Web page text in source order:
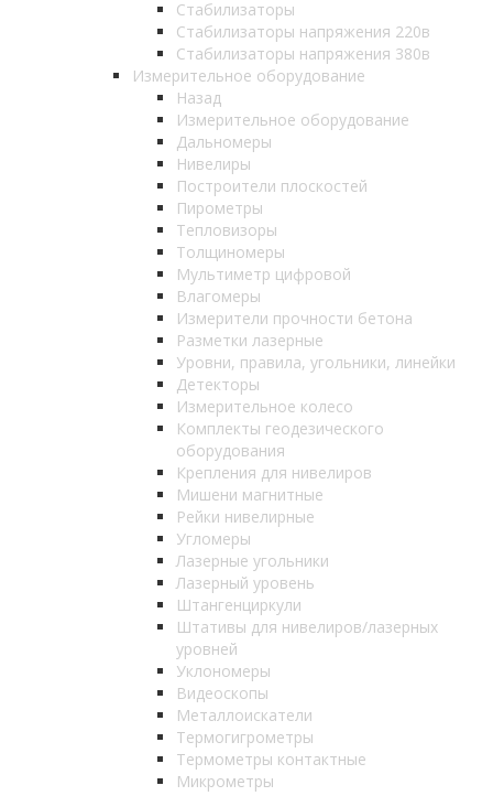
Стабилизаторы
Стабилизаторы напряжения 220в
Стабилизаторы напряжения 380в
Измерительное оборудование
Назад
Измерительное оборудование
Дальномеры
Нивелиры
Построители плоскостей
Пирометры
Тепловизоры
Толщиномеры
Мультиметр цифровой
Влагомеры
Измерители прочности бетона
Разметки лазерные
Уровни, правила, угольники, линейки
Детекторы
Измерительное колесо
Комплекты геодезического
оборудования
Крепления для нивелиров
Мишени магнитные
Рейки нивелирные
Угломеры
Лазерные угольники
Лазерный уровень
Штангенциркули
Штативы для нивелиров/лазерных
уровней
Уклономеры
Видеоскопы
Металлоискатели
Термогигрометры
Термометры контактные
Микрометры